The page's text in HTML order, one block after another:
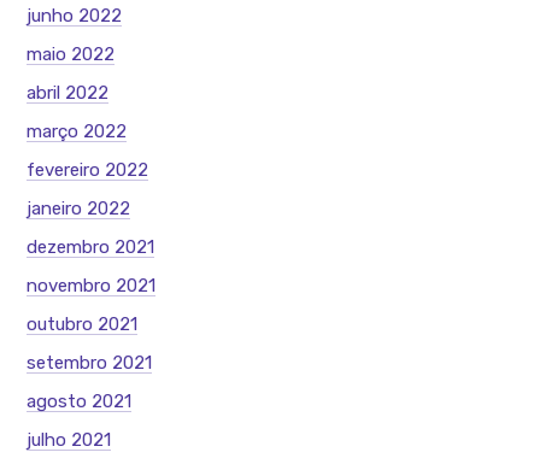
junho 2022
maio 2022
abril 2022
março 2022
fevereiro 2022
janeiro 2022
dezembro 2021
novembro 2021
outubro 2021
setembro 2021
agosto 2021
julho 2021